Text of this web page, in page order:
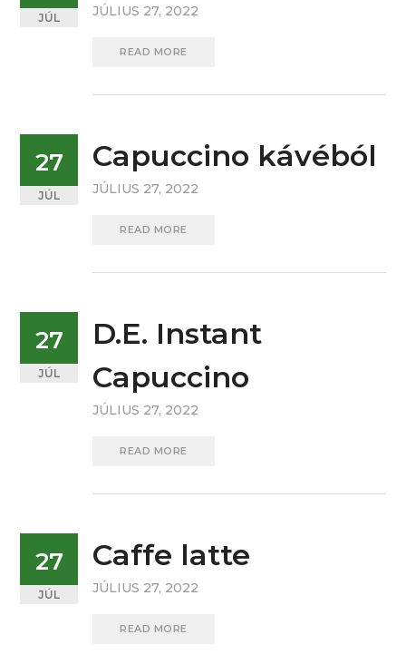
JÚL JÚLIUS 27, 2022
READ MORE
27
JÚL
Capuccino kávéból
JÚLIUS 27, 2022
READ MORE
27
JÚL
D.E. Instant
Capuccino
JÚLIUS 27, 2022
READ MORE
27
JÚL
Caffe latte
JÚLIUS 27, 2022
READ MORE